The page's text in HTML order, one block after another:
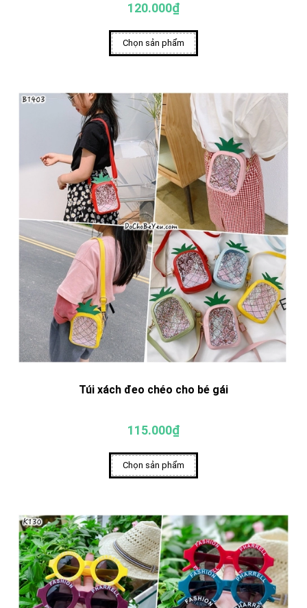
120.000₫
Chọn sản phẩm
Túi xách đeo chéo cho bé gái
115.000₫
Chọn sản phẩm